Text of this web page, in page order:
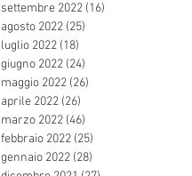
settembre 2022 (16)
agosto 2022 (25)
luglio 2022 (18)
giugno 2022 (24)
maggio 2022 (26)
aprile 2022 (26)
marzo 2022 (46)
febbraio 2022 (25)
gennaio 2022 (28)